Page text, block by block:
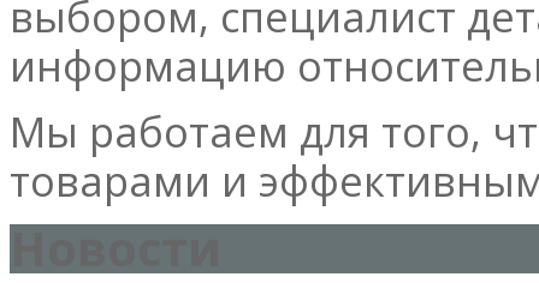
выбором, специалист
информацию
Мы работаем для того,
товарами и